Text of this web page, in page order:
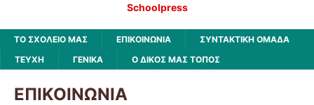
Schoolpress
ΤΟ ΣΧΟΛΕΙΟ ΜΑΣ ΕΠΙΚΟΙΝΩΝΙΑ
ΣΥΝΤΑΚΤΙΚΗ ΟΜΑΔΑ
ΤΕΥΧΗ
ΓΕΝΙΚΑ Ο ΔΙΚΟΣ ΜΑΣ ΤΟΠΟΣ
ΕΠΙΚΟΙΝΩΝΙΑ